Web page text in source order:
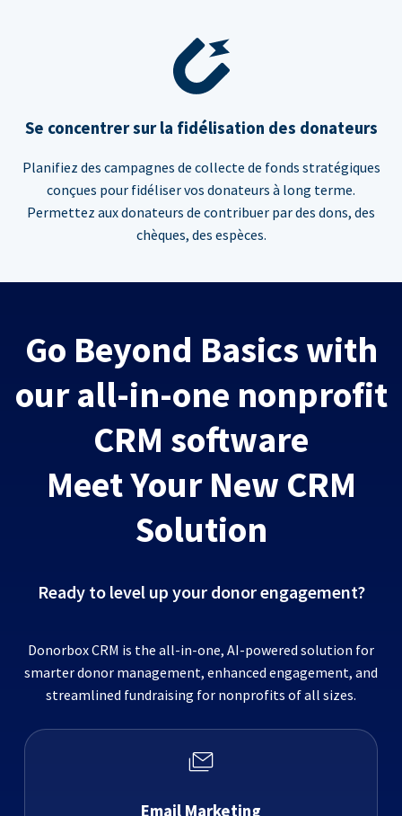
Se concentrer sur la fidélisation des donateurs
Planifiez des campagnes de collecte de fonds stratégiques
conçues pour fidéliser vos donateurs à long terme.
Permettez aux donateurs de contribuer par des dons, des
chèques, des espèces.
Go Beyond Basics with
our all-in-one nonprofit
CRM software
Meet Your New CRM
Solution
Ready to level up your donor engagement?
Donorbox CRM is the all-in-one, AI-powered solution for
smarter donor management, enhanced engagement, and
streamlined fundraising for nonprofits of all sizes.
Email Marketing